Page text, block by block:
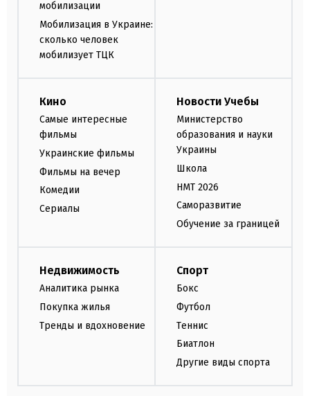
мобилизации
Мобилизация в Украине:
сколько человек
мобилизует ТЦК
Кино
Самые интересные
фильмы
Украинские фильмы
Фильмы на вечер
Комедии
Сериалы
Новости Учебы
Министерство
образования и науки
Украины
Школа
НМТ 2026
Саморазвитие
Обучение за границей
Недвижимость
Аналитика рынка
Покупка жилья
Тренды и вдохновение
Спорт
Бокс
Футбол
Теннис
Биатлон
Другие виды спорта